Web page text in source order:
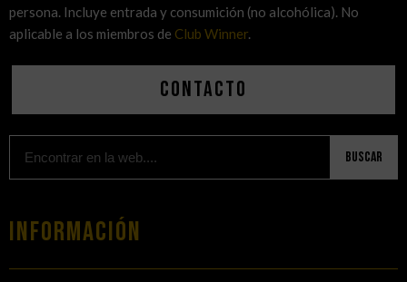
persona. Incluye entrada y consumición (no alcohólica). No
aplicable a los miembros de Club Winner.
Contacto
Buscar
Información